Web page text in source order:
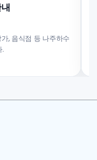
, 음식점 등 나주하수
.